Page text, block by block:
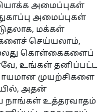
அமைப்புகள்
அமைப்புகள்
மக்கள்
செய்யலாம்,
கொள்கைகளைப்
உங்கள் தனிப்பட்ட
முயற்சிகளை
அதன்
நாங்கள் உத்தரவாதம்